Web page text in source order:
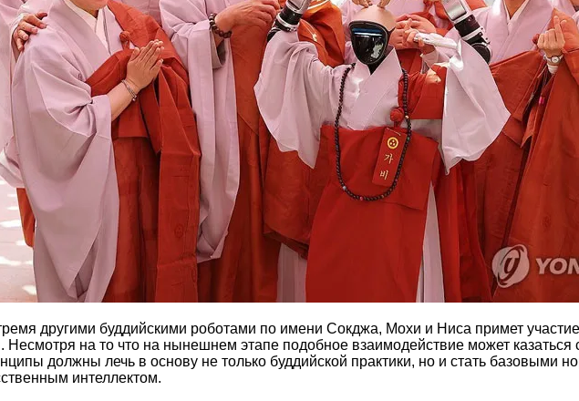
другими буддийскими роботами по имени Сокджа, Мохи и Ниса примет
на то что на нынешнем этапе подобное взаимодействие может казаться
должны лечь в основу не только буддийской практики, но и стать базовыми
интеллектом.